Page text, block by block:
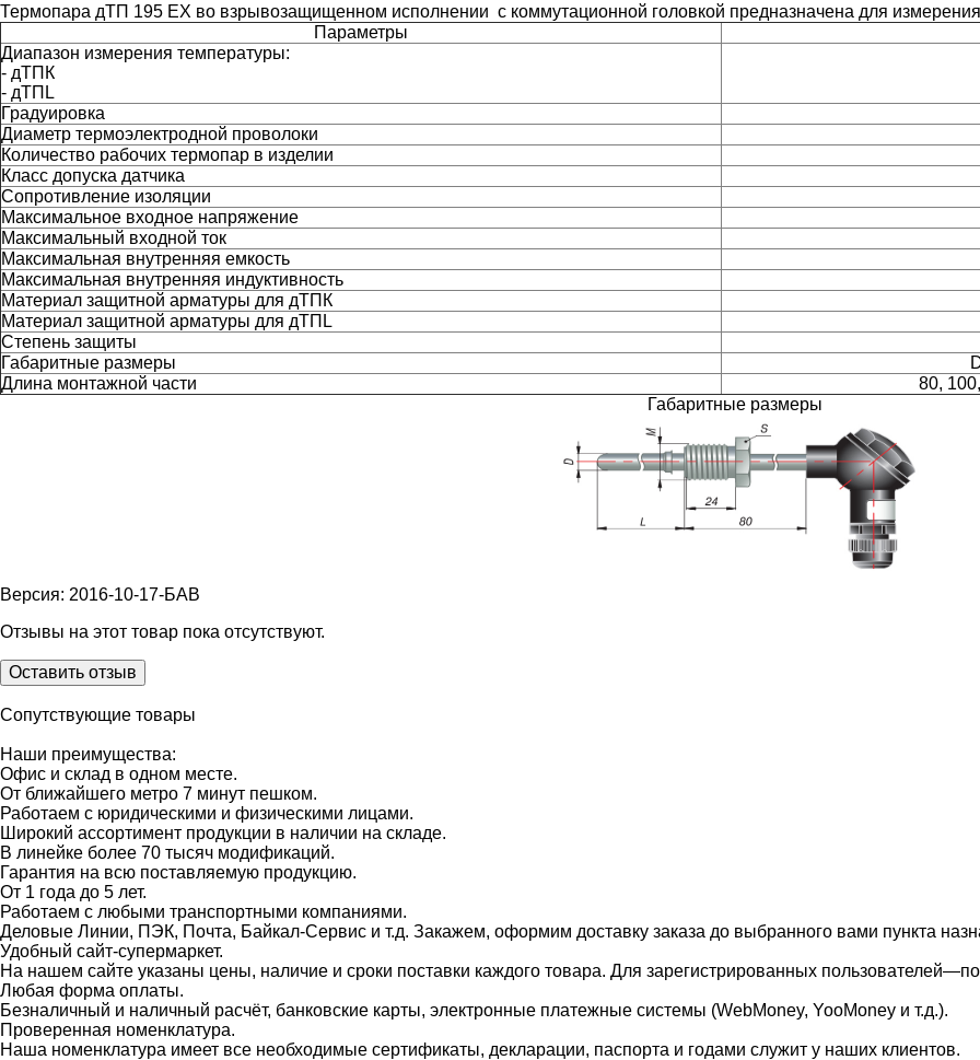
Термопара дТП 195 EX во взрывозащищенном исполнении с коммутационной головкой предназначена для
Параметры
Диапазон измерения температуры:
- дТПК
- дТПL
Градуировка
Диаметр термоэлектродной проволоки
Количество рабочих термопар в изделии
Класс допуска датчика
Сопротивление изоляции
Максимальное входное напряжение
Максимальный входной ток
Максимальная внутренняя емкость
Максимальная внутренняя индуктивность
Материал защитной арматуры для дТПК
Материал защитной арматуры для дТПL
Степень защиты
Габаритные размеры
Длина монтажной части
80,
Габаритные размеры
Версия: 2016-10-17-БАВ
Отзывы на этот товар пока отсутствуют.
Оставить отзыв
Сопутствующие товары
Наши преимущества:
Офис и склад в одном месте.
От ближайшего метро 7 минут пешком.
Работаем с юридическими и физическими лицами.
Широкий ассортимент продукции в наличии на складе.
В линейке более 70 тысяч модификаций.
Гарантия на всю поставляемую продукцию.
От 1 года до 5 лет.
Работаем с любыми транспортными компаниями.
Деловые Линии, ПЭК, Почта, Байкал-Сервис и т.д. Закажем, оформим доставку заказа до выбранного вами пункта
Удобный сайт-супермаркет.
На нашем сайте указаны цены, наличие и сроки поставки каждого товара. Для зарегистрированных
Любая форма оплаты.
Безналичный и наличный расчёт, банковские карты, электронные платежные системы (WebMoney, YooMoney и т.д.).
Проверенная номенклатура.
Наша номенклатура имеет все необходимые сертификаты, декларации, паспорта и годами служит у наших клиентов.